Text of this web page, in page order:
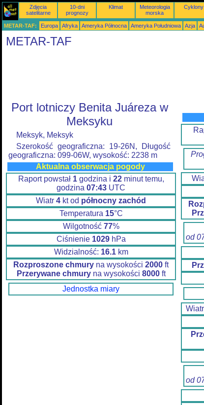
Zdjęcia
satelitarne
10-dni
prognozy
Klimat
Meteorologia
morska
Cyklony
METAR-TAF: Europa Afryka Ameryka Północna Ameryka Południowa Azja
METAR-TAF
Port lotniczy Benita Juáreza w
Meksyku
Meksyk, Meksyk
Szerokość geograficzna: 19-26N, Długość
geograficzna: 099-06W, wysokość: 2238 m
Aktualna obserwacja pogody
Raport powstał 1godzina i 22minut temu,
godzina 07:43 UTC
Wiatr 4 kt od północny zachód
Temperatura 15°C
Wilgotność 77%
Ciśnienie 1029hPa
Widzialność: 16.1km
Rozproszone chmury na wysokości 2000 ft
Przerywane chmuryna wysokości 8000ft
Jednostka miary
od
Wiatr
od